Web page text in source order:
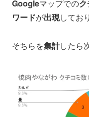
Googleマップでのク
ワードが出現してお
そちらを集計したら